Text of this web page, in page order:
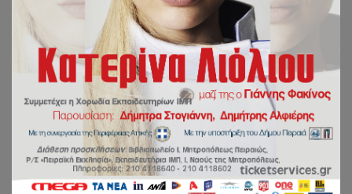
Ποιμαντικές επισκέψεις
του Σεβασμιωτάτου